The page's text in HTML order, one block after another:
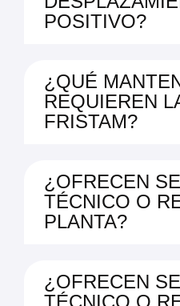
POSITIVO?
¿QUÉ
REQUIEREN
FRISTAM?
¿OFRECEN
TÉCNICO O
PLANTA?
¿OFRECEN